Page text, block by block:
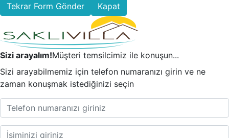
Tekrar Form Gönder
Kapat
Sizi arayalım!Müşteri temsilcimiz ile konuşun...
Sizi arayabilmemiz için telefon numaranızı girin ve ne
zaman konuşmak istediğinizi seçin